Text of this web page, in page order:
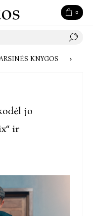
0
GARSAS: NAUJA VAIKYSTĖS KLASIKA – GARSINĖS KNYGOS
jo
ir